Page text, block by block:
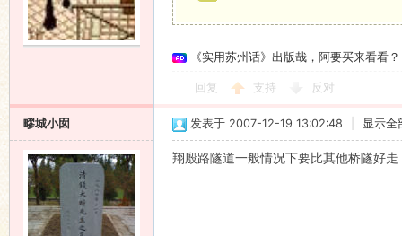
《实用苏州话》出版哉，阿要买来看看？
回复 支持 反对
疁城小囡 发表于 2007-12-19 13:02:48 显示全
翔殷路隧道一般情况下要比其他桥隧好